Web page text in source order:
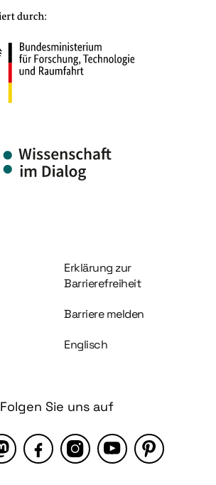
Information und Service
Erklärung zur
Barrierefreiheit
Barriere melden
Englisch
Folgen Sie uns auf